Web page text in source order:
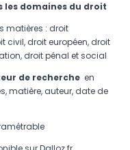
les domaines du droit
matières : droit
civil, droit européen, droit
droit pénal et social
de recherche en
matière, auteur, date de